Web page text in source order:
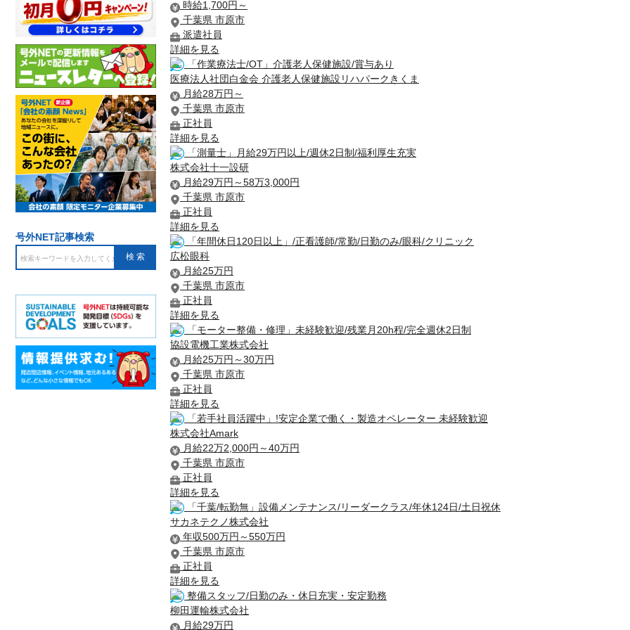
時給1,700円～
千葉県 市原市
派遣社員
詳細を見る
「作業療法士/OT」介護老人保健施設/賞与あり
医療法人社団白金会 介護老人保健施設リハパークきくま
月給28万円～
千葉県 市原市
正社員
詳細を見る
「測量士」月給29万円以上/週休2日制/福利厚生充実
株式会社十一設研
月給29万円～58万3,000円
千葉県 市原市
正社員
詳細を見る
「年間休日120日以上」/正看護師/常勤/日勤のみ/眼科/クリニック
広松眼科
月給25万円
千葉県 市原市
正社員
詳細を見る
「モーター整備・修理」未経験歓迎/残業月20h程/完全週休2日制
協設電機工業株式会社
月給25万円～30万円
千葉県 市原市
正社員
詳細を見る
「若手社員活躍中」!安定企業で働く・製造オペレーター 未経験歓迎
株式会社Amark
月給22万2,000円～40万円
千葉県 市原市
正社員
詳細を見る
「千葉/転勤無」設備メンテナンス/リーダークラス/年休124日/土日祝休
サカネテクノ株式会社
年収500万円～550万円
千葉県 市原市
正社員
詳細を見る
整備スタッフ/日勤のみ・休日充実・安定勤務
柳田運輸株式会社
月給29万円
号外NET記事検索